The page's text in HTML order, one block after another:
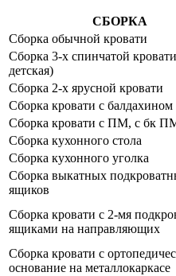
СБОРКА
Сборка обычной кровати
Сборка 3-х спинчатой
детская)
Сборка 2-х ярусной кровати
Сборка кровати с балдахином
Сборка кровати с ПМ, с бк
Сборка кухонного стола
Сборка кухонного уголка
Сборка выкатных
ящиков
Сборка кровати с 2-мя
ящиками на направляющих
Сборка кровати с
основание на металлокаркасе